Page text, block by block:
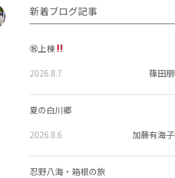
新着ブログ記事
㊗上棟
2026.8.7 篠田朋
夏の白川郷
2026.8.6 加藤有海子
忍野八海・箱根の旅